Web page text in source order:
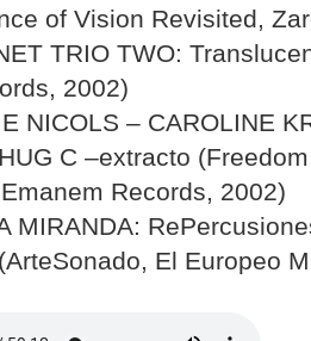
of Vision Revisited,
TRIO TWO:
2002)
NICOLS – CAROLINE
C –extracto
Records, 2002)
MIRANDA:
El Europeo